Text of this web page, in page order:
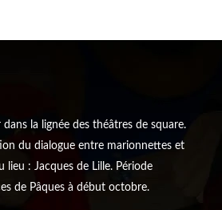
dans la lignée des théâtres de square.
du dialogue entre marionnettes et
: Jacques de Lille. Période
de Pâques à début octobre.